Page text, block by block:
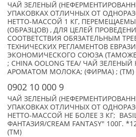
ЧАЙ ЗЕЛЕНЫЙ
УПАКОВКАХ ОТЛИЧНЫХ ОТ
НЕТТО-МАССОЙ 1 КГ,
(ОБРАЗЦОВ) , ДЛЯ ЦЕЛЕЙ
СООТВЕТСТВИЯ ОБЯЗАТЕЛЬНЫМ
ТЕХНИЧЕСКИХ РЕГЛАМЕНТОВ
ЭКОНОМИЧЕСКОГО СОЮЗА
; CHINA OOLONG ТЕА/ ЧАЙ
АРОМАТОМ МОЛОКА; (ФИРМА) ; (TM)
0902 10 000 9
ЧАЙ ЗЕЛЕНЫЙ
УПАКОВКАХ ОТЛИЧНЫХ ОТ
НЕТТО-МАССОЙ НЕ БОЛЕЕ 3 КГ;
ФАНТАЗИЯ/CREAM FANTASY" 100Г.
(TM)